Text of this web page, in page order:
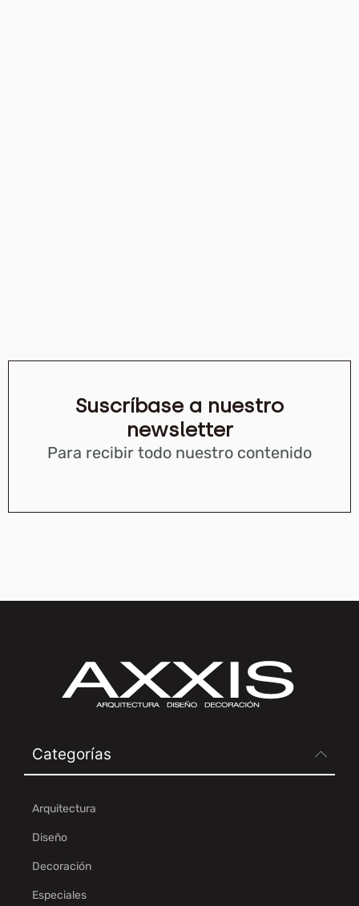
Suscríbase a nuestro
newsletter
Para recibir todo nuestro contenido
Categorías
Arquitectura
Diseño
Decoración
Especiales